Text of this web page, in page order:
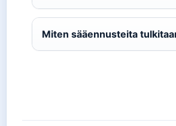
Miten sääennusteita